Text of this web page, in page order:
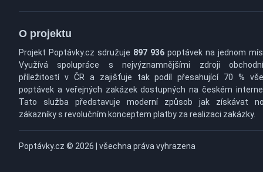
O projektu
Projekt Poptávky.cz sdružuje 897 936 poptávek na jednom
Využívá spolupráce s nejvýznamnějšími zdroji
příležitostí v ČR a zajišťuje tak podíl přesahující 70 %
poptávek a veřejných zakázek dostupných na českém
Tato služba představuje moderní způsob jak získávat
zákazníky s revolučním konceptem platby za realizaci zakázky.
Poptávky.cz © 2026 | všechna práva vyhrazena